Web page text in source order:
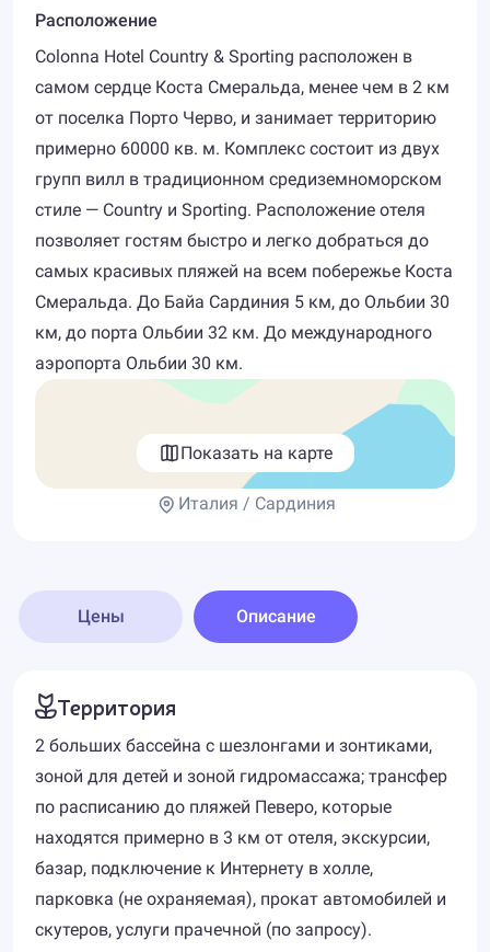
Расположение
Colonna Hotel Country & Sporting расположен в
самом сердце Коста Смеральда, менее чем в 2 км
от поселка Порто Черво, и занимает территорию
примерно 60000 кв. м. Комплекс состоит из двух
групп вилл в традиционном средиземноморском
стиле — Country и Sporting. Расположение отеля
позволяет гостям быстро и легко добраться до
самых красивых пляжей на всем побережье Коста
Смеральда. До Байа Сардиния 5 км, до Ольбии 30
км, до порта Ольбии 32 км. До международного
аэропорта Ольбии 30 км.
Показать на карте
Италия / Сардиния
Цены Описание
Территория
2 больших бассейна с шезлонгами и зонтиками,
зоной для детей и зоной гидромассажа; трансфер
по расписанию до пляжей Певеро, которые
находятся примерно в 3 км от отеля, экскурсии,
базар, подключение к Интернету в холле,
парковка (не охраняемая), прокат автомобилей и
скутеров, услуги прачечной (по запросу).